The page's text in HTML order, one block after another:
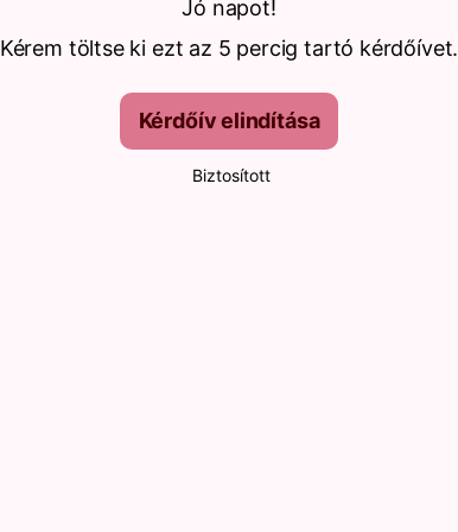
Jó napot!
Kérem töltse ki ezt az 5 percig tartó kérdőívet.
Kérdőív elindítása
Biztosított